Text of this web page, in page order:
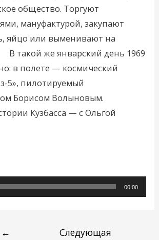
общество. Торгуют
мануфактурой, закупают
яйцо или выменивают на
В такой же январский день 1969
в полете — космический
5», пилотируемый
Борисом Волыновым.
Кузбасса — с Ольгой
00:00
←
Следующая